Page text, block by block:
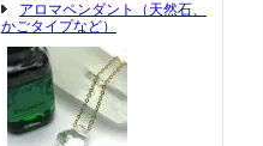
アロマペンダント（天然石、
かごタイプなど）